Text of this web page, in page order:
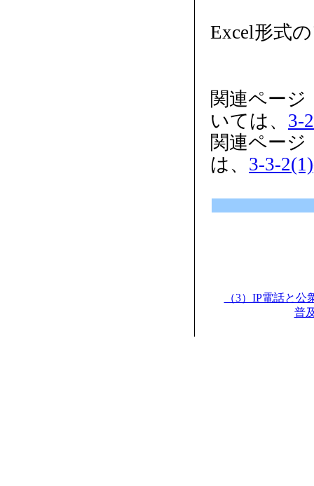
Excel形式
関連ページ
いては、 3-
関連ページ
は、 3-3-2(1)
（3）IP電話と
普